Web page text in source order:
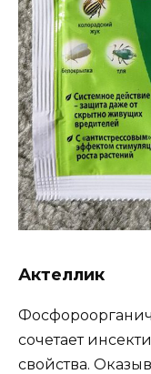
Актеллик
сочетает
свойства.